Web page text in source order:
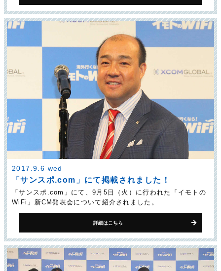
2017.9.6 wed
「サンスポ.com」にて掲載されました！
「サンスポ.com」にて、9月5日（火）に行われた「イモトの
WiFi」新CM発表会について紹介されました。
詳細はこちら